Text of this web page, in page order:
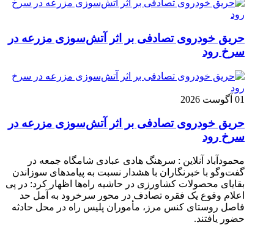
حریق خودروی تصادفی بر اثر آتش‌سوزی مزرعه در
سرخ رود
01 آگوست 2026
حریق خودروی تصادفی بر اثر آتش‌سوزی مزرعه در
سرخ رود
محمودآباد آنلاین : سرهنگ هادی عبادی شامگاه جمعه در
گفت‌وگو با خبرنگاران با هشدار نسبت به پیامدهای سوزاندن
بقایای محصولات کشاورزی در حاشیه راه‌ها اظهار کرد: در پی
اعلام وقوع یک فقره تصادف در محور سرخرود به آمل حد
فاصل روستای کنس مرز، مأموران پلیس راه در محل حادثه
حضور یافتند.